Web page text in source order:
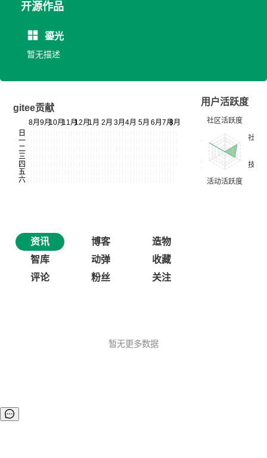
开源作品
鎏光
暂无描述
gitee贡献
用户活跃度
资讯 博客
造物
智库
动弹
收藏
评论
粉丝 关注
暂无更多数据